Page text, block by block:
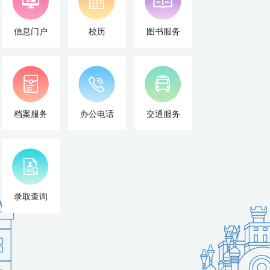
信息门户 校历 图书服务
档案服务 办公电话 交通服务
录取查询